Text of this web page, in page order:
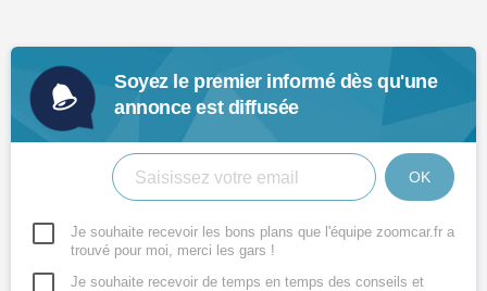
Soyez le premier informé dès qu'une
annonce est diffusée
OK
Je souhaite recevoir les bons plans que l'équipe zoomcar.fr a
trouvé pour moi, merci les gars !
Je souhaite recevoir de temps en temps des conseils et